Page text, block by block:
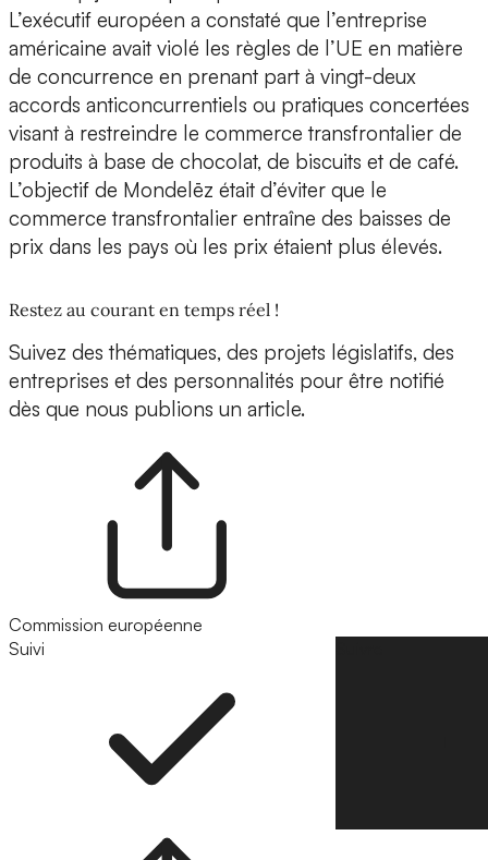
L’exécutif européen a constaté que l’entreprise
américaine avait violé les règles de l’UE en matière
de concurrence en prenant part à vingt-deux
accords anticoncurrentiels ou pratiques concertées
visant à restreindre le commerce transfrontalier de
produits à base de chocolat, de biscuits et de café.
L’objectif de Mondelēz était d’éviter que le
commerce transfrontalier entraîne des baisses de
prix dans les pays où les prix étaient plus élevés.
Restez au courant en temps réel !
Suivez des thématiques, des projets législatifs, des
entreprises et des personnalités pour être notifié
dès que nous publions un article.
Commission européenne
Suivi